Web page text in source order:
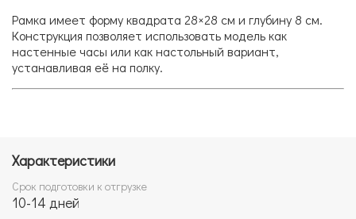
Рамка имеет форму квадрата 28×28 см и глубину 8 см.
Конструкция позволяет использовать модель как
настенные часы или как настольный вариант,
устанавливая её на полку.
Характеристики
Срок подготовки к отгрузке
10-14 дней